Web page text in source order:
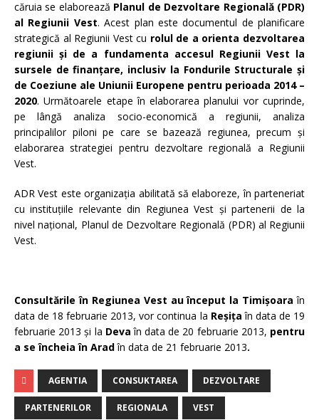
căruia se elaborează Planul de Dezvoltare Regională (PDR)
al Regiunii Vest. Acest plan este documentul de planificare
strategică al Regiunii Vest cu rolul de a orienta dezvoltarea
regiunii şi de a fundamenta accesul Regiunii Vest la
sursele de finanțare, inclusiv la Fondurile Structurale şi
de Coeziune ale Uniunii Europene pentru perioada 2014 –
2020. Următoarele etape în elaborarea planului vor cuprinde,
pe lângă analiza socio-economică a regiunii, analiza
principalilor piloni pe care se bazează regiunea, precum și
elaborarea strategiei pentru dezvoltare regională a Regiunii
Vest.
ADR Vest este organizaţia abilitată să elaboreze, în parteneriat
cu instituțiile relevante din Regiunea Vest şi partenerii de la
nivel naţional, Planul de Dezvoltare Regională (PDR) al Regiunii
Vest.
Consultările în Regiunea Vest au început la Timișoaraîn
data de 18 februarie 2013, vor continua la Reșițaîn data de 19
februarie 2013 și la Devaîn data de 20 februarie 2013, pentru
a se încheia în Aradîn data de 21 februarie 2013.
AGENTIA CONSUKTAREA DEZVOLTARE
PARTENERILOR REGIONALA VEST